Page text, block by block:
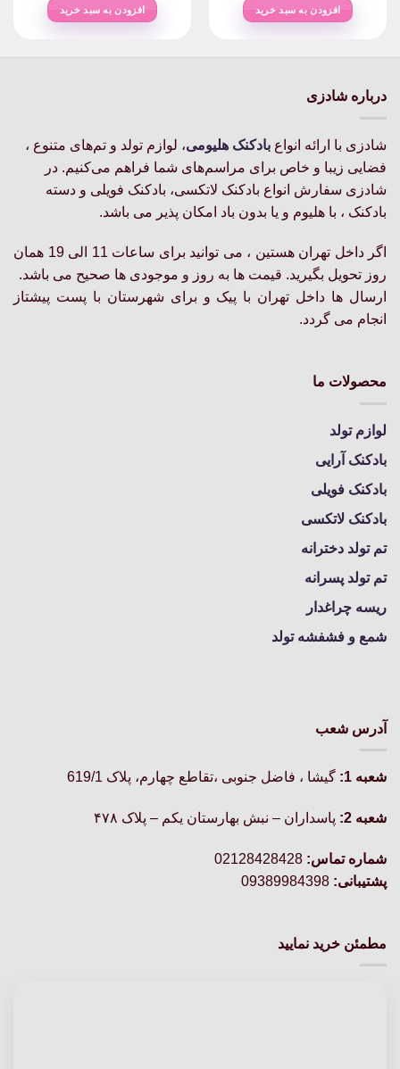
افزودن به سبد خرید افزودن به سبد خرید
درباره شادزی
شادزی با ارائه انواع بادکنک‌ هلیومی، لوازم تولد و تم‌های متنوع ،
فضایی زیبا و خاص برای مراسم‌های شما فراهم می‌کنیم. در
شادزی سفارش انواع بادکنک لاتکسی، بادکنک فویلی و دسته
بادکنک ، با هلیوم و یا بدون باد امکان پذیر می باشد.
اگر داخل تهران هستین ، می توانید برای ساعات 11 الی 19 همان
روز تحویل بگیرید. قیمت ها به روز و موجودی ها صحیح می باشد.
ارسال ها داخل تهران با پیک و برای شهرستان با پست پیشتاز
انجام می گردد.
محصولات ما
لوازم تولد
بادکنک آرایی
بادکنک فویلی
بادکنک لاتکسی
تم تولد دخترانه
تم تولد پسرانه
ریسه چراغدار
شمع و فشفشه تولد
آدرس شعب
شعبه 1: گيشا ، فاضل جنوبی ،تقاطع چهارم، پلاک 619/1
شعبه 2: پاسداران – نبش بهارستان یکم – پلاک ۴۷۸
شماره تماس:
پشتیبانی:
مطمئن خرید نمایید